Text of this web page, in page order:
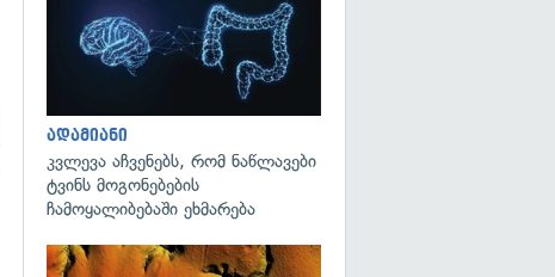
ადამიანი
კვლევა აჩვენებს, რომ ნაწლავები
ტვინს მოგონებების
ჩამოყალიბებაში ეხმარება